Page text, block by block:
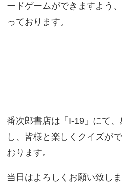
ードゲームができますよう
っております。
番次郎書店は「I-19」にて
し、皆様と楽しくクイズが
おります。
当日はよろしくお願い致しま